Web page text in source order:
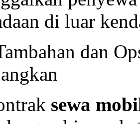
di luar
dan
sewa